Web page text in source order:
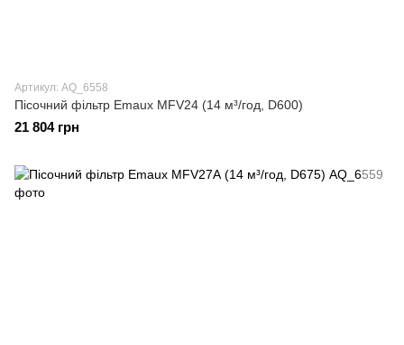
Артикул: AQ_6558
Пісочний фільтр Emaux MFV24 (14 м³/год, D600)
21 804 грн